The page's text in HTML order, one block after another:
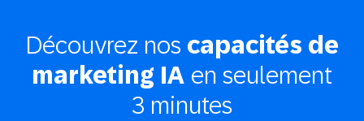
Découvrez nos capacités de
marketing IA en seulement
3 minutes